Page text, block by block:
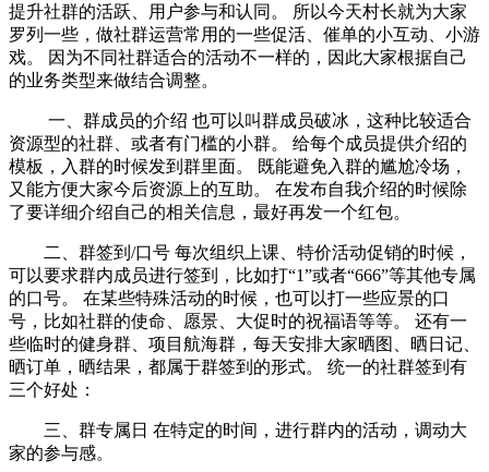
提升社群的活跃、用户参与和认同。 所以今天村长就为大家
罗列一些，做社群运营常用的一些促活、催单的小互动、小游
戏。 因为不同社群适合的活动不一样的，因此大家根据自己
的业务类型来做结合调整。
一、群成员的介绍 也可以叫群成员破冰，这种比较适合
资源型的社群、或者有门槛的小群。 给每个成员提供介绍的
模板，入群的时候发到群里面。 既能避免入群的尴尬冷场，
又能方便大家今后资源上的互助。 在发布自我介绍的时候除
了要详细介绍自己的相关信息，最好再发一个红包。
二、群签到/口号 每次组织上课、特价活动促销的时候，
可以要求群内成员进行签到，比如打“1”或者“666”等其他专属
的口号。 在某些特殊活动的时候，也可以打一些应景的口
号，比如社群的使命、愿景、大促时的祝福语等等。 还有一
些临时的健身群、项目航海群，每天安排大家晒图、晒日记、
晒订单，晒结果，都属于群签到的形式。 统一的社群签到有
三个好处：
三、群专属日 在特定的时间，进行群内的活动，调动大
家的参与感。